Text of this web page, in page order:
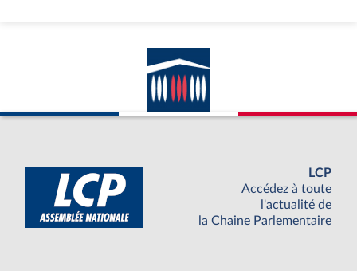
LCP
Accédez à toute
l'actualité de
la Chaine Parlementaire